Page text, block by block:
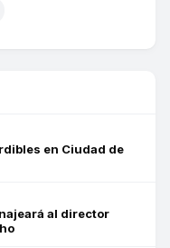
en Ciudad de
al director